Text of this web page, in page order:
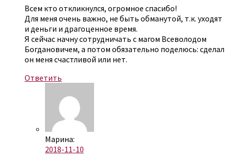
Всем кто откликнулся, огромное спасибо!
Для меня очень важно, не быть обманутой, т.к. уходят
и деньги и драгоценное время.
Я сейчас начну сотрудничать с магом Всеволодом
Богдановичем, а потом обязательно поделюсь: сделал
он меня счастливой или нет.
Ответить
Марина:
2018-11-10